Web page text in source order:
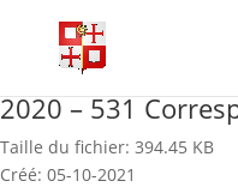
content
2020 – 531
Taille du fichier: 394.45 KB
Créé: 05-10-2021